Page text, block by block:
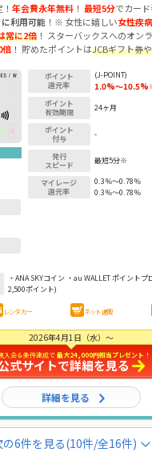
年会費永年無料 ！ 最短5分でカー
利用可能 ！※ 女性に嬉しい女性疾
常に2倍 ！ スターバックスへのオン
倍 ！ 貯めたポイントはJCBギフト券
ポイント
還元率
(J-POINT)
1.0%～
ポイント
有効期限
24ヶ月
ポイント
付与
-
発行
スピード
最短5分※
マイレージ
還元率
0.3％～0.78％
0.3％～0.78％
・ANA SKYコイン ・au WALLET ポイントプ
2,500ポイント)
レンタカー ネット通販
入会＆条件達成で最大24,000円相当プレゼント ！
2026年4月1日（水）～
式サイトで詳細を見る
詳細を見る
6件を見る(10件/全16件)